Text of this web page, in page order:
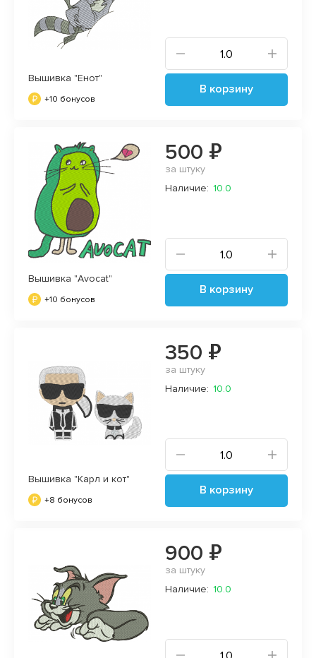
Вышивка "Енот"
+10 бонусов
В корзину
Вышивка "Avocat"
+10 бонусов
500 ₽
за штуку
Наличие: 10.0
В корзину
Вышивка "Карл и кот"
+8 бонусов
350 ₽
за штуку
Наличие: 10.0
В корзину
900 ₽
за штуку
Наличие: 10.0